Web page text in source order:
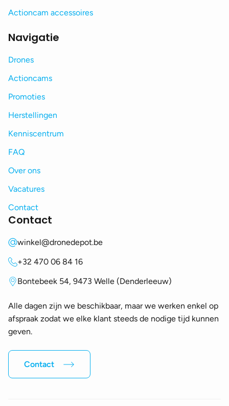
Actioncam accessoires
Navigatie
Drones
Actioncams
Promoties
Herstellingen
Kenniscentrum
FAQ
Over ons
Vacatures
Contact
Contact
winkel@dronedepot.be
+32 470 06 84 16
Bontebeek 54, 9473 Welle (Denderleeuw)
Alle dagen zijn we beschikbaar, maar we werken enkel op
afspraak zodat we elke klant steeds de nodige tijd kunnen
geven.
Contact